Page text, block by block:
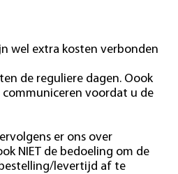
wel extra kosten verbonden
de reguliere dagen. Oook
voordat u de
er ons over
NIET de bedoeling om de
levertijd af te